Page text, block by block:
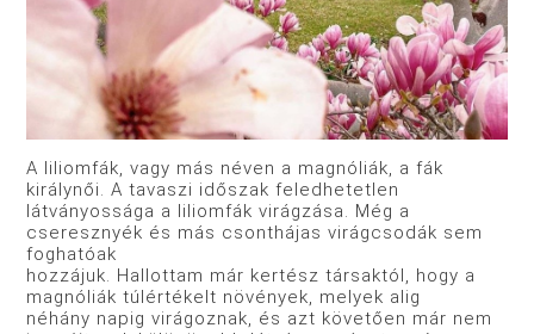
A liliomfák, vagy más néven a magnóliák, a fák
királynői. A tavaszi időszak feledhetetlen
látványossága a liliomfák virágzása. Még a
cseresznyék és más csonthájas virágcsodák sem
foghatóak
hozzájuk. Hallottam már kertész társaktól, hogy a
magnóliák túlértékelt növények, melyek alig
néhány napig virágoznak, és azt követően már nem